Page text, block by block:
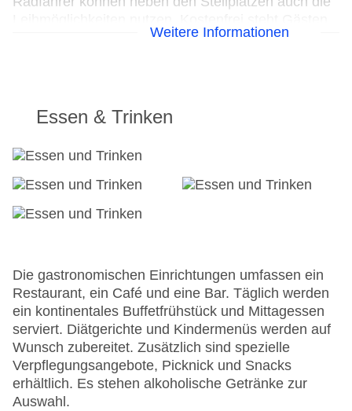
die Tageszeitung zur Verfügung. Bei
24h Rezeption
Parkplatz
Check-out bis: 12:00:00
Konferenzraum
Garten: ohne Gebühr
WLAN/WiFi im Hotel
Letzte umfassende Renovierung: 2024
Minimarkt
Zimmerservice
Sonnenterrasse
Gesamtanzahl der Stockwerke: 2
Gesamtanzahl der Zimmer: 46
Pools:Kinderbecken, Indoor Pool, Outdoor Pool,
Weitere Informationen
Essen & Trinken
Die gastronomischen Einrichtungen umfassen ein
Restaurant, ein Café und eine Bar. Täglich werden
ein kontinentales Buffetfrühstück und Mittagessen
serviert. Diätgerichte und Kindermenüs werden auf
Wunsch zubereitet. Zusätzlich sind spezielle
Verpflegungsangebote, Picknick und Snacks
erhältlich. Es stehen alkoholische Getränke zur
Auswahl.